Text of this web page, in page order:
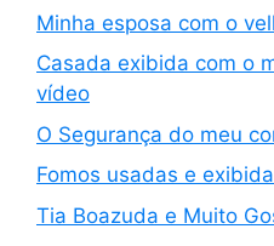
Minha esposa com o
Casada exibida com o
vídeo
O Segurança do meu
Fomos usadas e
Tia Boazuda e Muito